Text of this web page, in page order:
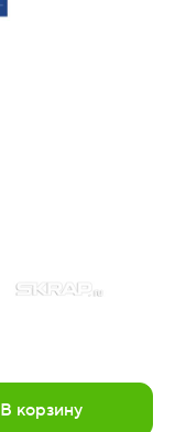
В корзину